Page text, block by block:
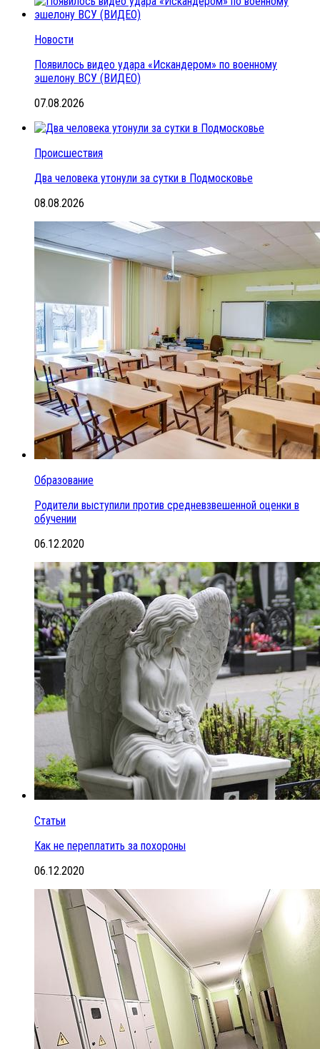
Новости
Появилось видео удара «Искандером» по военному
эшелону ВСУ (ВИДЕО)
07.08.2026
Происшествия
Два человека утонули за сутки в Подмосковье
08.08.2026
Образование
Родители выступили против средневзвешенной оценки в
обучении
06.12.2020
Статьи
Как не переплатить за похороны
06.12.2020